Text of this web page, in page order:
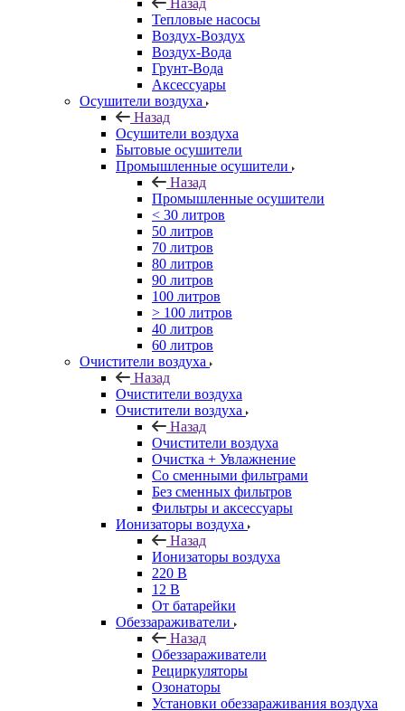
Назад
Тепловые насосы
Воздух-Воздух
Воздух-Вода
Грунт-Вода
Аксессуары
Осушители воздуха
Назад
Осушители воздуха
Бытовые осушители
Промышленные осушители
Назад
Промышленные осушители
< 30 литров
50 литров
70 литров
80 литров
90 литров
100 литров
> 100 литров
40 литров
60 литров
Очистители воздуха
Назад
Очистители воздуха
Очистители воздуха
Назад
Очистители воздуха
Очистка + Увлажнение
Cо сменными фильтрами
Без сменных фильтров
Фильтры и аксессуары
Ионизаторы воздуха
Назад
Ионизаторы воздуха
220 В
12 В
От батарейки
Обеззараживатели
Назад
Обеззараживатели
Рециркуляторы
Озонаторы
Установки обеззараживания воздуха